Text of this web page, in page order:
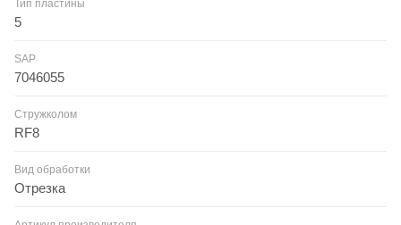
Тип пластины
5
SAP
7046055
Стружколом
RF8
Вид обработки
Отрезка